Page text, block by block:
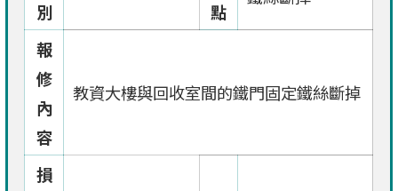
別
點
報
修
內
容
教資大樓與回收室間的鐵門固定鐵絲斷掉
損